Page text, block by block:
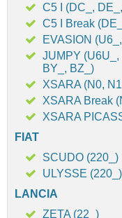
C5 I (DC_,
C5 I Break
EVASION
JUMPY (U6U_,
BY_, BZ_)
XSARA (N0,
XSARA Break
XSARA
FIAT
SCUDO (220_)
ULYSSE (220_)
LANCIA
ZETA (22_)